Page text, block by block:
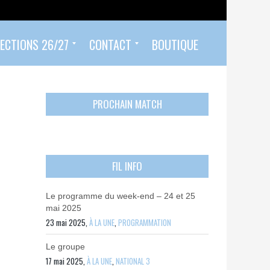
26/27 CONTACT BOUTIQUE
PROCHAIN MATCH
FIL INFO
Le programme du week-end – 24 et 25
mai 2025
23 mai 2025,À LA UNE,PROGRAMMATION
Le groupe
17 mai 2025,À LA UNE,NATIONAL 3